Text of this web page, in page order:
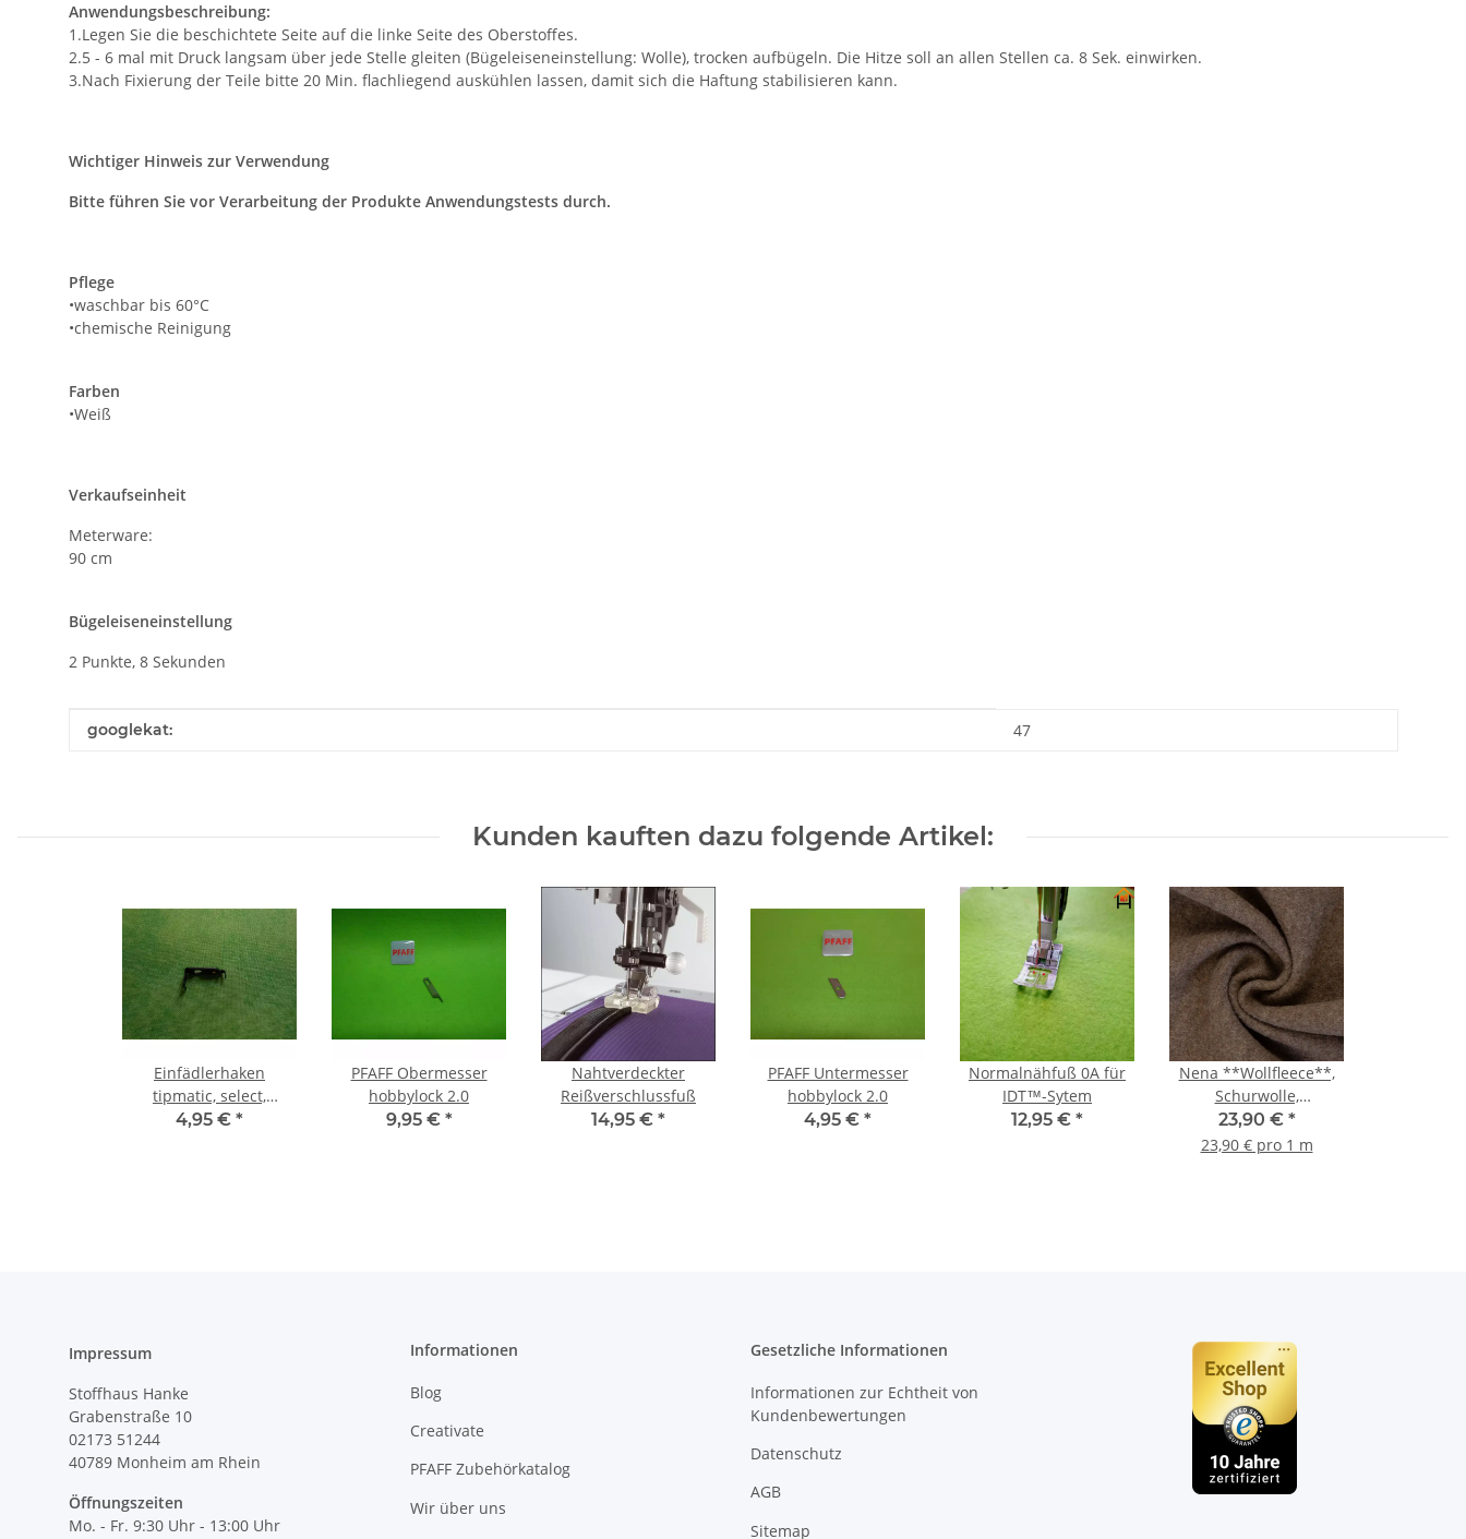
Anwendungsbeschreibung:
1.Legen Sie die beschichtete Seite auf die linke Seite des Oberstoffes.
2.5 - 6 mal mit Druck langsam über jede Stelle gleiten (Bügeleiseneinstellung: Wolle), trocken aufbügeln. Die Hitze soll an allen Stellen ca. 8 Sek. einwirken.
3.Nach Fixierung der Teile bitte 20 Min. flachliegend auskühlen lassen, damit sich die Haftung stabilisieren kann.
Wichtiger Hinweis zur Verwendung
Bitte führen Sie vor Verarbeitung der Produkte Anwendungstests durch.
Pflege
•waschbar bis 60°C
•chemische Reinigung
Farben
•Weiß
Verkaufseinheit
Meterware:
90 cm
Bügeleiseneinstellung
2 Punkte, 8 Sekunden
Produkteigenschaft
Wert
googlekat: 47
Kunden kauften dazu folgende Artikel:
Einfädlerhaken
tipmatic, select,
tiptronic, creative 1467,
4,95 € *
PFAFF Obermesser
hobbylock 2.0
9,95 € *
Nahtverdeckter
Reißverschlussfuß
14,95 € *
PFAFF Untermesser
hobbylock 2.0
4,95 € *
Normalnähfuß 0A für
IDT™-Sytem
12,95 € *
Nena **Wollfleece**,
Schurwolle,
dunkelbeige 1173
23,90 € *
23,90 € pro 1 m
Impressum
Stoffhaus Hanke
Grabenstraße 10
02173 51244
40789 Monheim am Rhein
Öffnungszeiten
Mo. - Fr. 9:30 Uhr - 13:00 Uhr
Informationen
Blog
Creativate
PFAFF Zubehörkatalog
Wir über uns
Gesetzliche Informationen
Informationen zur Echtheit von
Kundenbewertungen
Datenschutz
AGB
Sitemap